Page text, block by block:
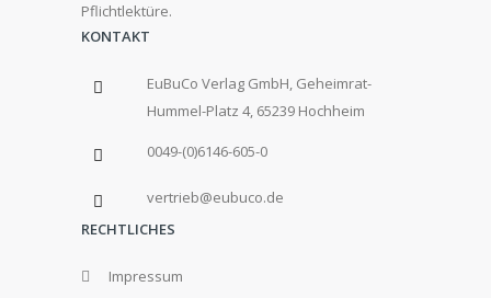
Pflichtlektüre.
KONTAKT
EuBuCo Verlag GmbH, Geheimrat-
Hummel-Platz 4, 65239 Hochheim
0049-(0)6146-605-0
vertrieb@eubuco.de
RECHTLICHES
Impressum